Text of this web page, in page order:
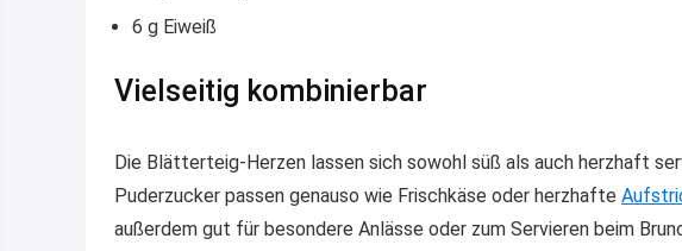
6 g Eiweiß
Vielseitig kombinierbar
Die Blätterteig-Herzen lassen sich sowohl süß als auch herzhaft
Puderzucker passen genauso wie Frischkäse oder herzhafte
außerdem gut für besondere Anlässe oder zum Servieren beim